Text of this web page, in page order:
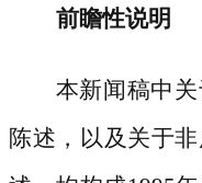
前瞻性说明
本新闻稿中
陈述，以及关于